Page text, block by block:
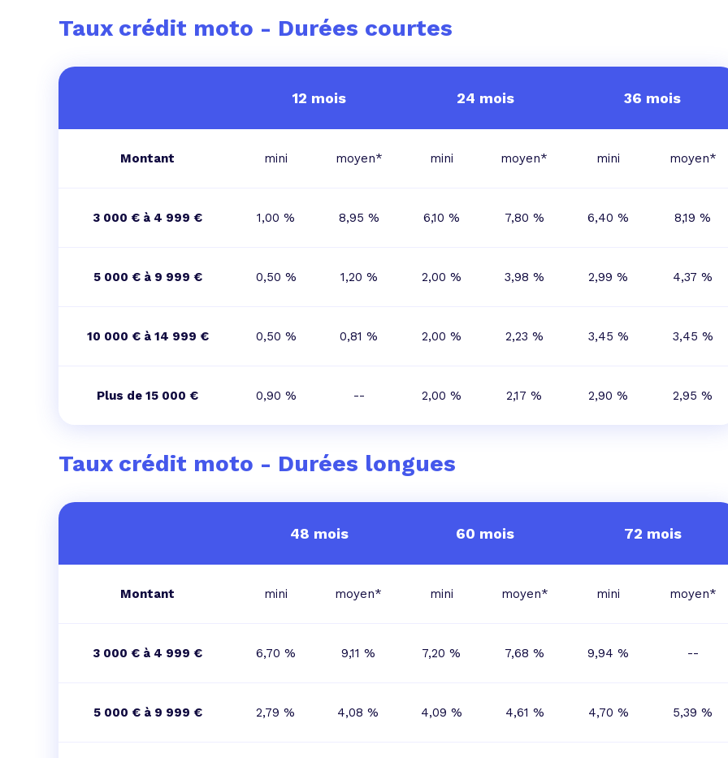
Tous les outils prêt immobilier
Profitez de notre expertise au meilleur taux !
Taux crédit moto - Durées courtes
12 mois 24 mois 36 mois
Montant mini moyen* mini moyen* mini moyen*
3 000 € à 4 999 € 1,00 % 8,95 % 6,10 % 7,80 % 6,40 % 8,19 %
5 000 € à 9 999 € 0,50 % 1,20 % 2,00 % 3,98 % 2,99 % 4,37 %
10 000 € à 14 999 € 0,50 % 0,81 % 2,00 % 2,23 % 3,45 % 3,45 %
Plus de 15 000 € 0,90 % -- 2,00 % 2,17 % 2,90 % 2,95 %
Taux crédit moto - Durées longues
48 mois 60 mois 72 mois
Montant mini moyen* mini moyen* mini moyen*
3 000 € à 4 999 € 6,70 % 9,11 % 7,20 % 7,68 % 9,94 % --
5 000 € à 9 999 € 2,79 % 4,08 % 4,09 % 4,61 % 4,70 % 5,39 %